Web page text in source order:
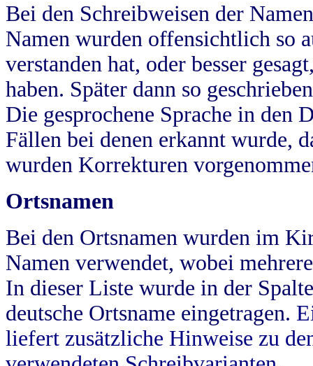
Bei den Schreibweisen der
Namen wurden offensichtlich so
verstanden hat, oder besser
haben. Später dann so
Die gesprochene Sprache in
Fällen bei denen erkannt wurde,
wurden Korrekturen
Ortsnamen
Bei den Ortsnamen wurden im
Namen verwendet, wobei
In dieser Liste wurde in der
deutsche Ortsname eingetragen.
liefert zusätzliche Hinweise zu